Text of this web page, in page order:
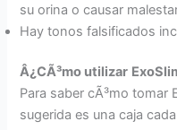
su orina o causar
Hay tonos falsificados
Â¿CÃ³mo utilizar
Para saber cÃ³mo tomar
sugerida es una caja